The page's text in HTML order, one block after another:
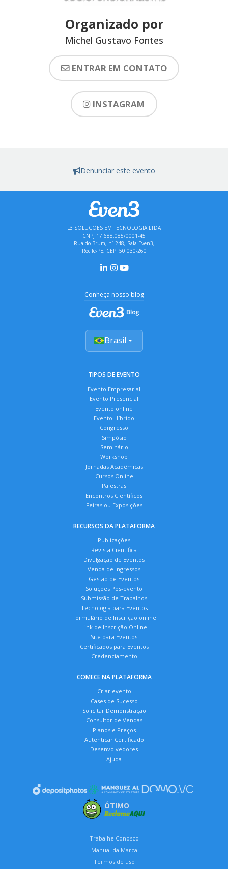
Organizado por
Michel Gustavo Fontes
ENTRAR EM CONTATO
INSTAGRAM
Denunciar este evento
L3 SOLUÇÕES EM TECNOLOGIA LTDA
CNPJ 17.688.085/0001-45
Rua do Brum, nº 248, Sala Even3,
Recife-PE, CEP: 50.030-260
Conheça nosso blog
Brasil
TIPOS DE EVENTO
Evento Empresarial
Evento Presencial
Evento online
Evento Híbrido
Congresso
Simpósio
Seminário
Workshop
Jornadas Acadêmicas
Cursos Online
Palestras
Encontros Científicos
Feiras ou Exposições
RECURSOS DA PLATAFORMA
Publicações
Revista Científica
Divulgação de Eventos
Venda de Ingressos
Gestão de Eventos
Soluções Pós-evento
Submissão de Trabalhos
Tecnologia para Eventos
Formulário de Inscrição online
Link de Inscrição Online
Site para Eventos
Certificados para Eventos
Credenciamento
COMECE NA PLATAFORMA
Criar evento
Cases de Sucesso
Solicitar Demonstração
Consultor de Vendas
Planos e Preços
Autenticar Certificado
Desenvolvedores
Ajuda
ÓTIMO
Trabalhe Conosco
Manual da Marca
Termos de uso